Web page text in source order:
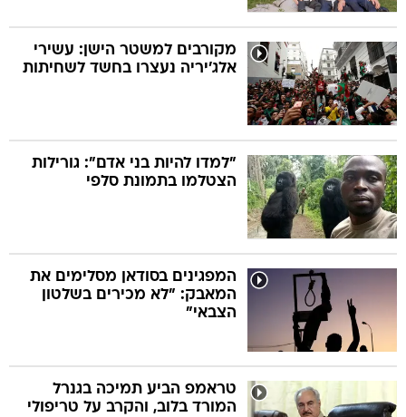
מקורבים למשטר הישן: עשירי
אלג'יריה נעצרו בחשד לשחיתות
"למדו להיות בני אדם": גורילות
הצטלמו בתמונת סלפי
המפגינים בסודאן מסלימים את
המאבק: "לא מכירים בשלטון
הצבאי"
טראמפ הביע תמיכה בגנרל
המורד בלוב, והקרב על טריפולי